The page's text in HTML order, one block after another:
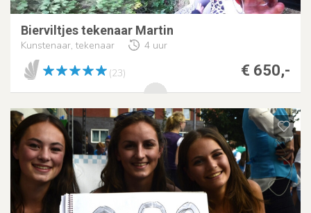
Bierviltjes tekenaar Martin
Kunstenaar, tekenaar 4 uur
€ 650,-
(23)